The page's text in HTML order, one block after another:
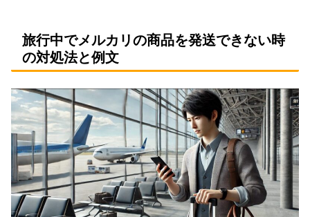
旅行中でメルカリの商品を発送できない時
の対処法と例文